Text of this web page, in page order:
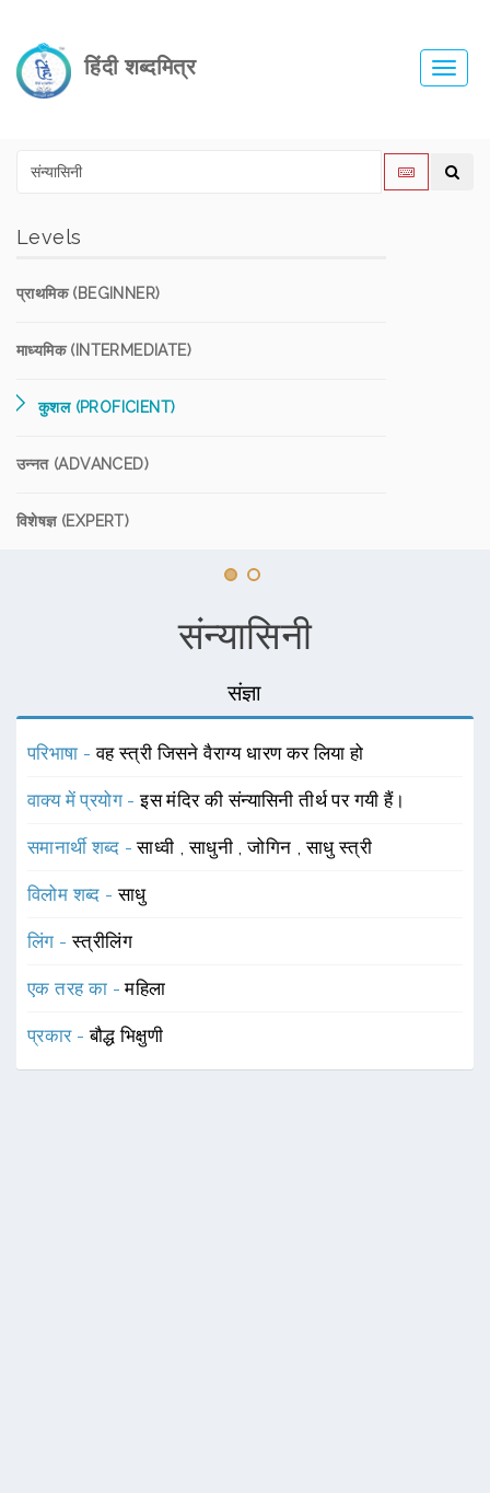
हिंदी शब्दमित्र
Levels
प्राथमिक (BEGINNER)
माध्यमिक (INTERMEDIATE)
कुशल (PROFICIENT)
उन्नत (ADVANCED)
विशेषज्ञ (EXPERT)
संन्यासिनी
संज्ञा
परिभाषा -वह स्त्री जिसने वैराग्य धारण कर लिया हो
वाक्य में प्रयोग -इस मंदिर की संन्यासिनी तीर्थ पर गयी हैं।
समानार्थी शब्द -साध्वी ,साधुनी ,जोगिन ,साधु स्त्री
विलोम शब्द -साधु
लिंग -स्त्रीलिंग
एक तरह का -महिला
प्रकार -बौद्ध भिक्षुणी